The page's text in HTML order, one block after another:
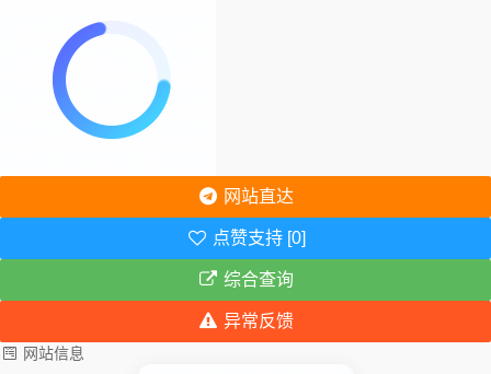
网站直达
点赞支持 [0]
综合查询
异常反馈
网站信息